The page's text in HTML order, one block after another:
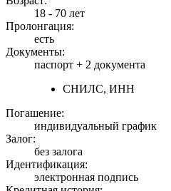
18 - 70 лет
Пролонгация:
есть
Документы:
паспорт + 2 документа
СНИЛС, ИНН
Погашение:
индивидуальный график
Залог:
без залога
Идентификация:
электронная подпись